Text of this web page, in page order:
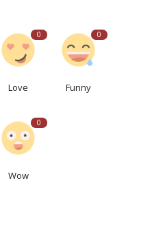
0
Love
0
Funny
0
Wow